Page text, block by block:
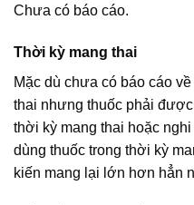
Chưa có báo cáo.
Thời kỳ mang thai
Mặc dù chưa có báo cáo
thai nhưng thuốc phải
thời kỳ mang thai hoặc
dùng thuốc trong thời kỳ
kiến mang lại lớn hơn hẳn